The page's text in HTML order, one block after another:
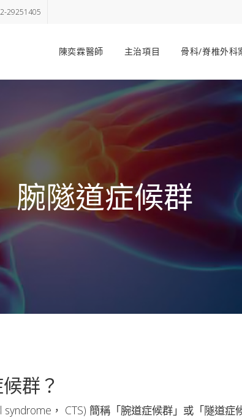
29251405
陳奕霖醫師 主治項目 骨科/脊椎外科
腕隧道症候群
群？
， CTS) 簡稱「腕道症候群」或「隧道症